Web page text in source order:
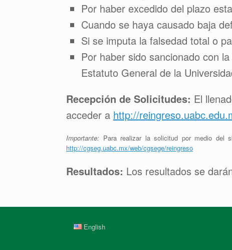
Por haber excedido del plazo
Cuando se haya causado baja
Si se imputa la falsedad total o
Por haber sido sancionado con
Estatuto General de la
Recepción de Solicitudes: El
acceder a http://
Importante: Para realizar la solicitud por medio del
http://cgseg.uabc.mx/web/cgsege/reingreso
Resultados: Los resultados se
English